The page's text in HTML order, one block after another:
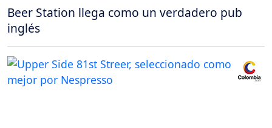
Beer Station llega como un verdadero pub
inglés